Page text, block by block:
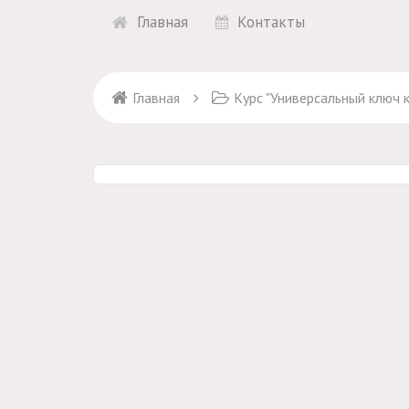
Главная Контакты
Главная Курс "Универсальный ключ к